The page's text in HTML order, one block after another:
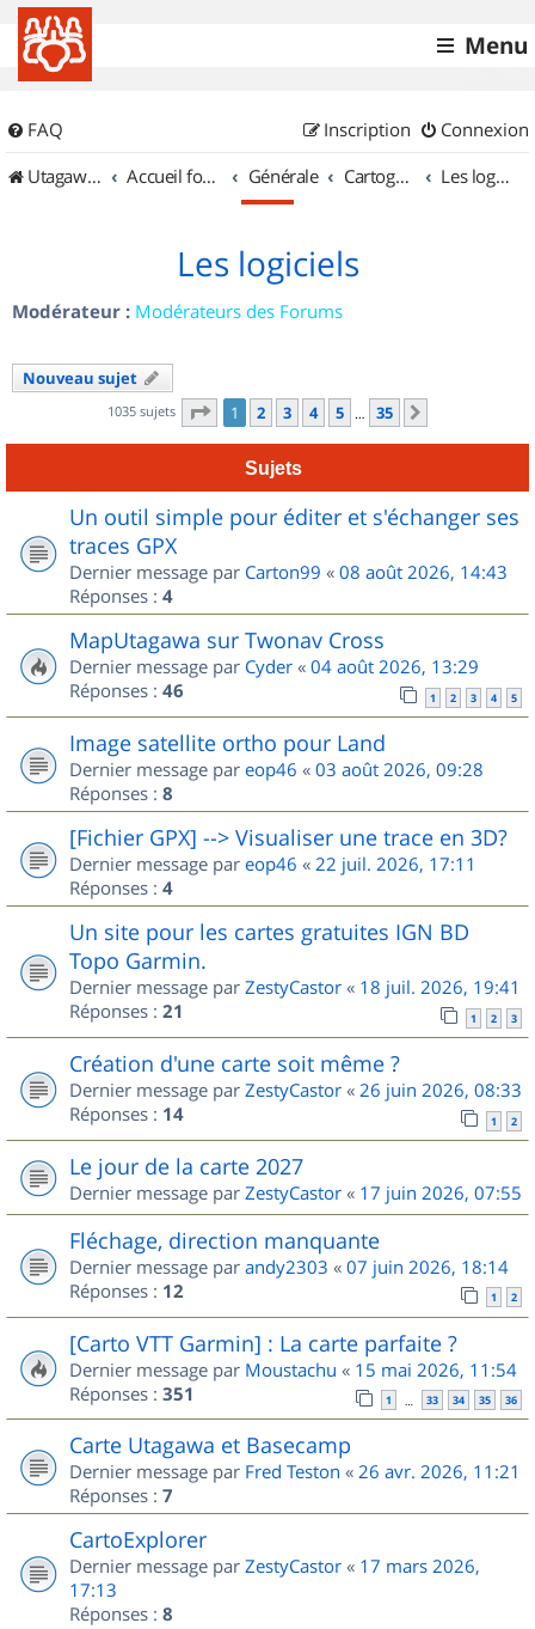
Menu
FAQ Connexion
Inscription
UtagawaVTT (Randos VTT et VTTAE avec traces GPS)
Accueil forum Générale Cartographie et GPS Les logiciels
Les logiciels
Modérateur : Modérateurs des Forums
Nouveau sujet
1035 sujets Page 1sur
1 2 3 4 5 … 35
Sujets
Un outil simple pour éditer et s'échanger ses
traces GPX
Dernier message par Carton99 « 08 août 2026, 14:43
Réponses : 4
MapUtagawa sur Twonav Cross
Dernier message par Cyder « 04 août 2026, 13:29
Réponses : 46 1 2 3 4 5
Image satellite ortho pour Land
Dernier message par eop46 « 03 août 2026, 09:28
Réponses : 8
[Fichier GPX] --> Visualiser une trace en 3D?
Dernier message par eop46 « 22 juil. 2026, 17:11
Réponses : 4
Un site pour les cartes gratuites IGN BD
Topo Garmin.
Dernier message par ZestyCastor « 18 juil. 2026, 19:41
Réponses : 21 1 2 3
Création d'une carte soit même ?
Dernier message par ZestyCastor « 26 juin 2026, 08:33
Réponses : 14 1 2
Le jour de la carte 2027
Dernier message par ZestyCastor « 17 juin 2026, 07:55
Fléchage, direction manquante
Dernier message par andy2303 « 07 juin 2026, 18:14
Réponses : 12 1 2
[Carto VTT Garmin] : La carte parfaite ?
Dernier message par Moustachu « 15 mai 2026, 11:54
Réponses : 351 1 … 33 34 35 36
Carte Utagawa et Basecamp
Dernier message par Fred Teston « 26 avr. 2026, 11:21
Réponses : 7
CartoExplorer
Dernier message par ZestyCastor « 17 mars 2026,
17:13
Réponses : 8